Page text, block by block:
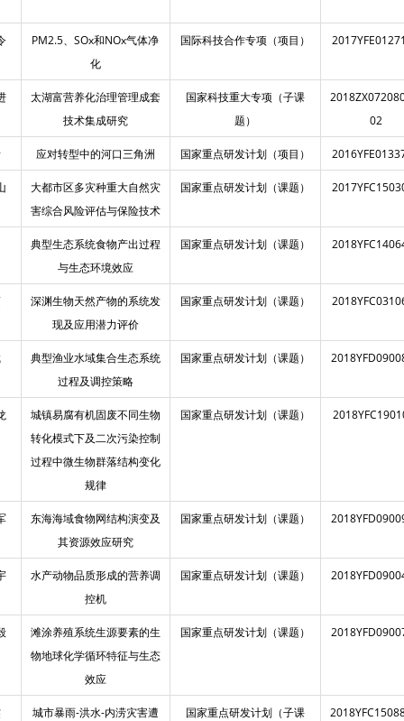
PM2.5、SOx和NOx气体净
化
国际科技合作专项（项目）
太湖富营养化治理管理成套
技术集成研究
国家科技重大专项（子课
题）
02
应对转型中的河口三角洲 国家重点研发计划（项目）
大都市区多灾种重大自然灾
害综合风险评估与保险技术
国家重点研发计划（课题）
典型生态系统食物产出过程
与生态环境效应
国家重点研发计划（课题）
深渊生物天然产物的系统发
现及应用潜力评价
国家重点研发计划（课题）
典型渔业水域集合生态系统
过程及调控策略
国家重点研发计划（课题）
城镇易腐有机固废不同生物
转化模式下及二次污染控制
过程中微生物群落结构变化
规律
国家重点研发计划（课题）
东海海域食物网结构演变及
其资源效应研究
国家重点研发计划（课题）
水产动物品质形成的营养调
控机
国家重点研发计划（课题）
滩涂养殖系统生源要素的生
物地球化学循环特征与生态
效应
国家重点研发计划（课题）
城市暴雨-洪水-内涝灾害遭
国家重点研发计划（子课